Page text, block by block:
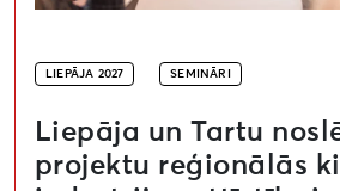
LIEPĀJA 2027 SEMINĀRI
Liepāja un Tartu
projektu reģionālās